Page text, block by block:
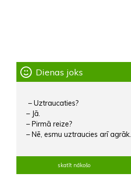
Dienas joks
– Uztraucaties?
– Jā.
– Pirmā reize?
– Nē, esmu uztraucies arī agrāk.
skatīt nākošo